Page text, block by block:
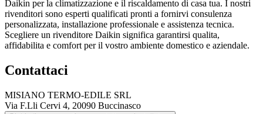
Daikin per la climatizzazione e il riscaldamento di casa tua. I nostri
rivenditori sono esperti qualificati pronti a fornirvi consulenza
personalizzata, installazione professionale e assistenza tecnica.
Scegliere un rivenditore Daikin significa garantirsi qualita,
affidabilita e comfort per il vostro ambiente domestico e aziendale.
Contattaci
MISIANO TERMO-EDILE SRL
Via F.Lli Cervi 4, 20090 Buccinasco